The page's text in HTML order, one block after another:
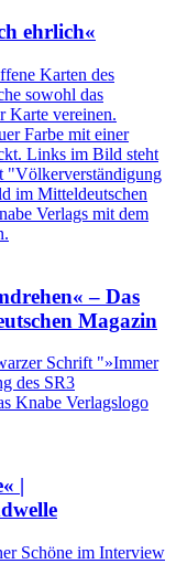
ehrlich«
– Das
Magazin
|